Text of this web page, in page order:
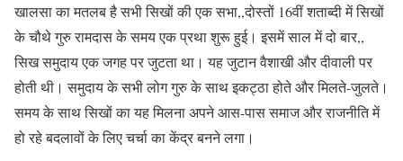
खालसा का मतलब है सभी सिखों की एक सभा,,दोस्तों 16वीं शताब्दी में सिखों
के चौथे गुरु रामदास के समय एक प्रथा शुरू हुई। इसमें साल में दो बार,,
सिख समुदाय एक जगह पर जुटता था। यह जुटान वैशाखी और दीवाली पर
होती थी। समुदाय के सभी लोग गुरु के साथ इकट्ठा होते और मिलते-जुलते।
समय के साथ सिखों का यह मिलना अपने आस-पास समाज और राजनीति में
हो रहे बदलावों के लिए चर्चा का केंद्र बनने लगा।